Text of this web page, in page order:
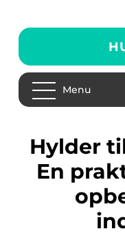
Menu
Hylder til badeværelse:
En